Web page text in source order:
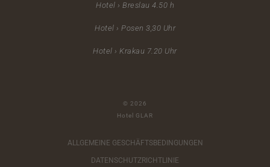
Hotel › Breslau 4.50 h
Hotel › Posen 3,30 Uhr
Hotel › Krakau 7.20 Uhr
© 2026
Hotel GLAR
ALLGEMEINE GESCHÄFTSBEDINGUNGEN
DATENSCHUTZRICHTLINIE